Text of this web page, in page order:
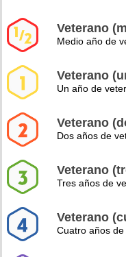
Veterano
Medio año de
Veterano
Un año de
Veterano
Dos años de
Veterano
Tres años de
Veterano
Cuatro años